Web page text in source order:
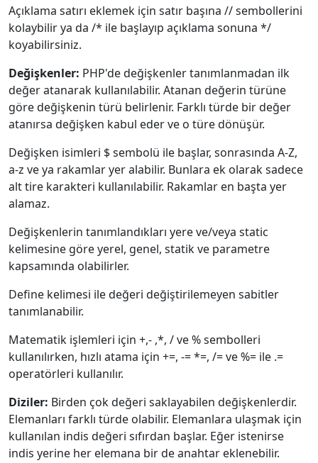
Açıklama satırı eklemek için satır başına // sembollerini
kolaybilir ya da /* ile başlayıp açıklama sonuna */
koyabilirsiniz.
Değişkenler: PHP'de değişkenler tanımlanmadan ilk
değer atanarak kullanılabilir. Atanan değerin türüne
göre değişkenin türü belirlenir. Farklı türde bir değer
atanırsa değişken kabul eder ve o türe dönüşür.
Değişken isimleri $ sembolü ile başlar, sonrasında A-Z,
a-z ve ya rakamlar yer alabilir. Bunlara ek olarak sadece
alt tire karakteri kullanılabilir. Rakamlar en başta yer
alamaz.
Değişkenlerin tanımlandıkları yere ve/veya static
kelimesine göre yerel, genel, statik ve parametre
kapsamında olabilirler.
Define kelimesi ile değeri değiştirilemeyen sabitler
tanımlanabilir.
Matematik işlemleri için +,- ,*, / ve % sembolleri
kullanılırken, hızlı atama için +=, -= *=, /= ve %= ile .=
operatörleri kullanılır.
Diziler: Birden çok değeri saklayabilen değişkenlerdir.
Elemanları farklı türde olabilir. Elemanlara ulaşmak için
kullanılan indis değeri sıfırdan başlar. Eğer istenirse
indis yerine her elemana bir de anahtar eklenebilir.